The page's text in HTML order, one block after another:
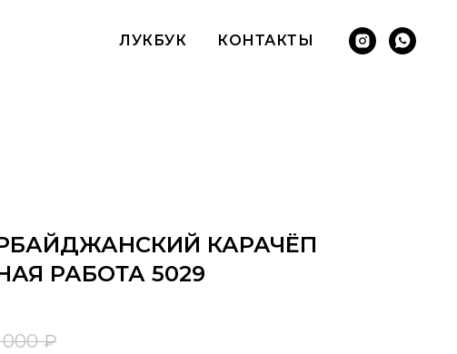
ЛУКБУК КОНТАКТЫ
КАРАЧЁП
РАБОТА 5029
₽